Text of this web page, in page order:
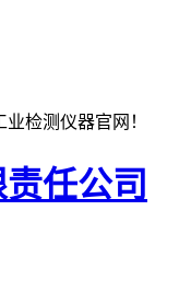
检测仪器官网！